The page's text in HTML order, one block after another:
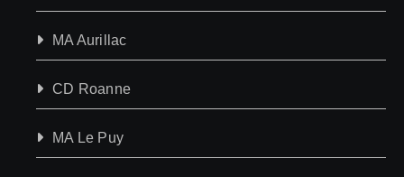
MA Aurillac
CD Roanne
MA Le Puy